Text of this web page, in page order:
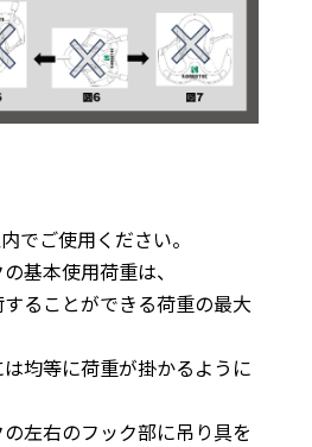
ご使用ください。
基本使用荷重は、
ることができる荷重の最大
均等に荷重が掛かるように
左右のフック部に吊り具を